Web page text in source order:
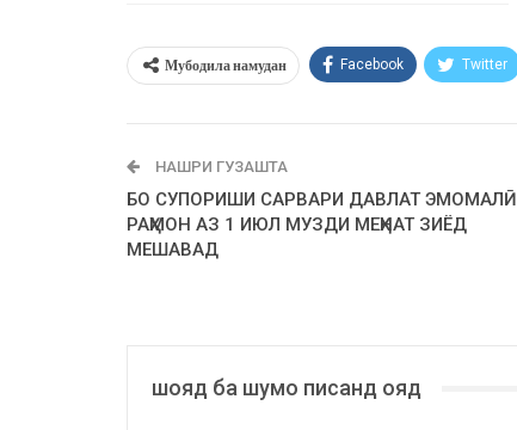
Мубодила намудан Facebook Twitter
НАШРИ ГУЗАШТА
БО СУПОРИШИ САРВАРИ ДАВЛАТ ЭМОМАЛӢ
РАҲМОН АЗ 1 ИЮЛ МУЗДИ МЕҲНАТ ЗИЁД
МЕШАВАД
шояд ба шумо писанд ояд